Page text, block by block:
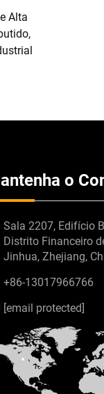
Alta
o
Sala 2207, Edifício
Distrito Financeiro
Jinhua, Zhejiang,
+86-13017966766
[email protected]